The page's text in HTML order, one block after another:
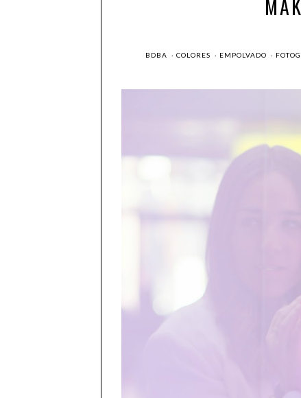
BDBA ·COLORES · EMPOLVADO ·